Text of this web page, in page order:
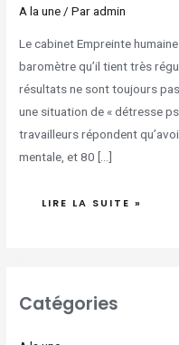
A la une/ Paradmin
Le cabinet Empreinte
baromètre qu’il tient très
résultats ne sont toujours
une situation de « détresse
travailleurs répondent
mentale, et 80 […]
LIRE LA SUITE »
Catégories